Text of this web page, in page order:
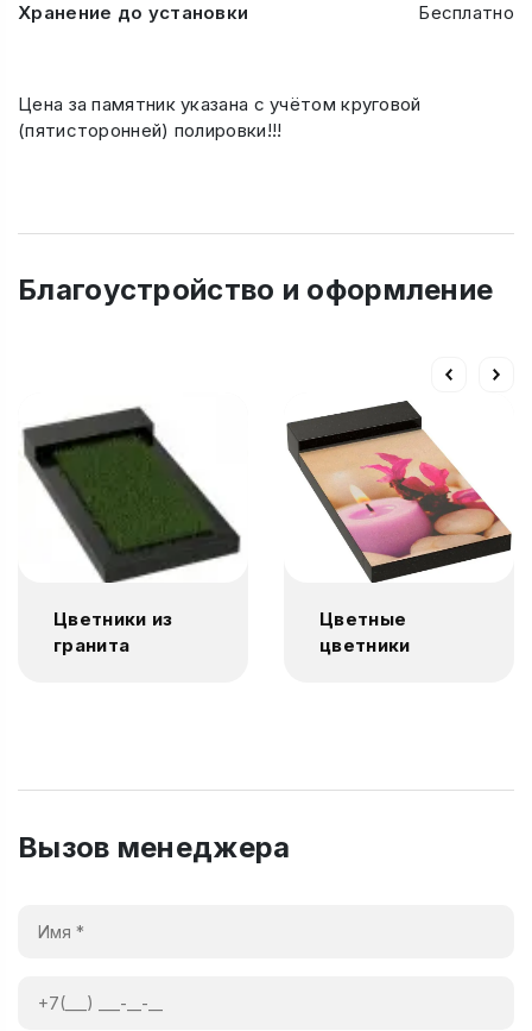
Хранение до установки
Бесплатно
Цена за памятник указана с учётом круговой
(пятисторонней) полировки!!!
Благоустройство и оформление
Цветники из
гранита
Цветные
цветники
Вызов менеджера